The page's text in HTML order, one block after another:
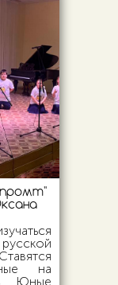
на
Юные